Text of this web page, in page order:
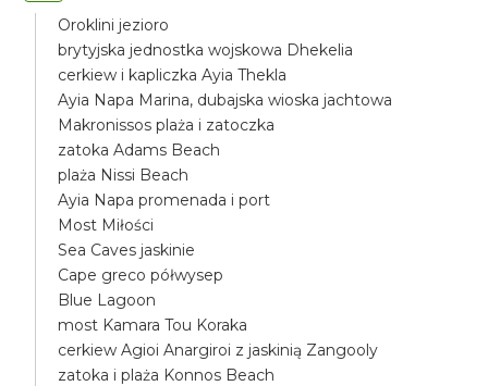
Oroklini jezioro
brytyjska jednostka wojskowa Dhekelia
cerkiew i kapliczka Ayia Thekla
Ayia Napa Marina, dubajska wioska jachtowa
Makronissos plaża i zatoczka
zatoka Adams Beach
plaża Nissi Beach
Ayia Napa promenada i port
Most Miłości
Sea Caves jaskinie
Cape greco półwysep
Blue Lagoon
most Kamara Tou Koraka
cerkiew Agioi Anargiroi z jaskinią Zangooly
zatoka i plaża Konnos Beach